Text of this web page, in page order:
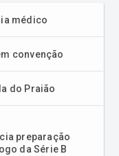
médico
convenção
do Praião
preparação
da Série B